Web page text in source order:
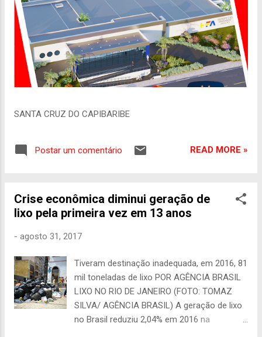
SANTA CRUZ DO CAPIBARIBE
Postar um comentário READ MORE »
Crise econômica diminui geração de
lixo pela primeira vez em 13 anos
- agosto 31, 2017
Tiveram destinação inadequada, em 2016, 81
mil toneladas de lixo POR AGÊNCIA BRASIL
LIXO NO RIO DE JANEIRO (FOTO: TOMAZ
SILVA/ AGÊNCIA BRASIL) A geração de lixo
no Brasil reduziu 2,04% em 2016 na